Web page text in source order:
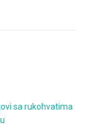
sa rukohvatima